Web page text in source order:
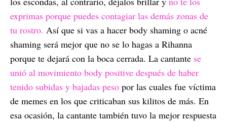
exprimas porque puedes contagiar las demás zonas de
tu rostro. Así que si vas a hacer body shaming o acné
shaming será mejor que no se lo hagas a Rihanna
porque te dejará con la boca cerrada. La cantante se
unió al movimiento body positive después de haber
tenido subidas y bajadas peso por las cuales fue víctima
de memes en los que criticaban sus kilitos de más. En
esa ocasión, la cantante también tuvo la mejor respuesta